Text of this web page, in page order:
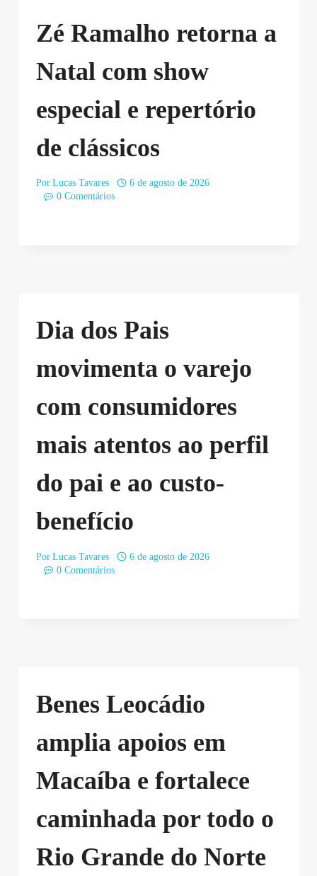
Zé Ramalho retorna a
Natal com show
especial e repertório
de clássicos
Por Lucas Tavares
6 de agosto de 2026
0 Comentários
Dia dos Pais
movimenta o varejo
com consumidores
mais atentos ao perfil
do pai e ao custo-
benefício
Por Lucas Tavares
6 de agosto de 2026
0 Comentários
Benes Leocádio
amplia apoios em
Macaíba e fortalece
caminhada por todo o
Rio Grande do Norte